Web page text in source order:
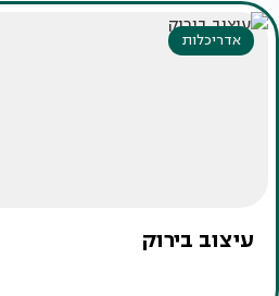
אדריכלות
עיצוב בירוק